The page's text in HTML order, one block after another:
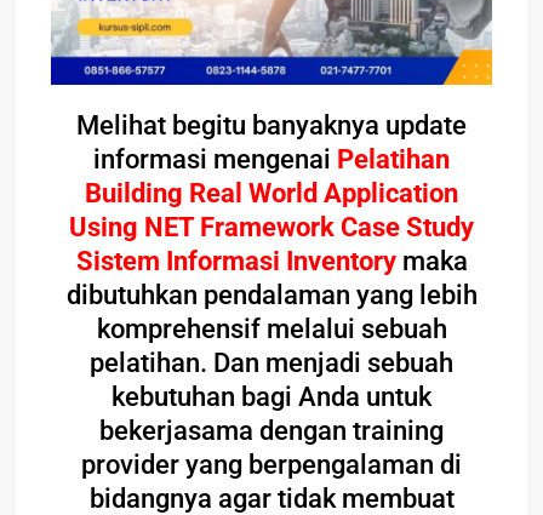
Melihat begitu banyaknya update
informasi mengenai Pelatihan
Building Real World Application
Using NET Framework Case Study
Sistem Informasi Inventory maka
dibutuhkan pendalaman yang lebih
komprehensif melalui sebuah
pelatihan. Dan menjadi sebuah
kebutuhan bagi Anda untuk
bekerjasama dengan training
provider yang berpengalaman di
bidangnya agar tidak membuat